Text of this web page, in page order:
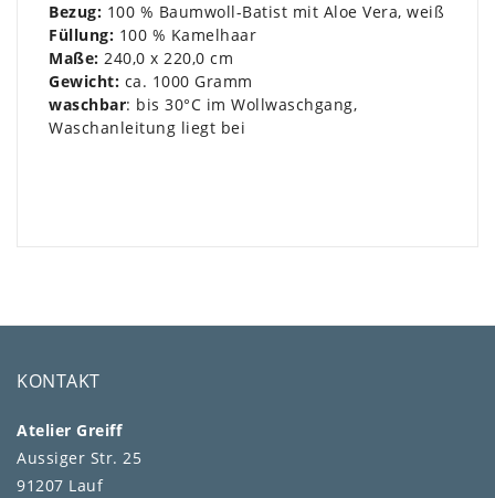
Bezug: 100 % Baumwoll-Batist mit Aloe Vera, weiß
Füllung: 100 % Kamelhaar
Maße: 240,0 x 220,0 cm
Gewicht: ca. 1000 Gramm
waschbar: bis 30°C im Wollwaschgang,
Waschanleitung liegt bei
KONTAKT
Atelier Greiff
Aussiger Str. 25
91207 Lauf